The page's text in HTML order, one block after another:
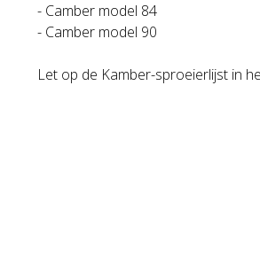
- Camber model 84
- Camber model 90
Let op de Kamber-sproeierlijst in